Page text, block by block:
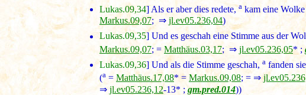
Lukas.09,34] Als er aber dies redete,a kam eine
Markus.09,07; ⇒ jl.ev05.236,04)
Lukas.09,35] Und es geschah eine Stimme aus der
Markus.09,07; = Matthäus.03,17; ⇒ jl.ev05.236,05* ;
Lukas.09,36] Und als die Stimme geschah, a fanden
(a = Matthäus.17,08* = Markus.09,08; = ⇒
⇒ jl.ev05.236,12-13* ;gm.pred.014))